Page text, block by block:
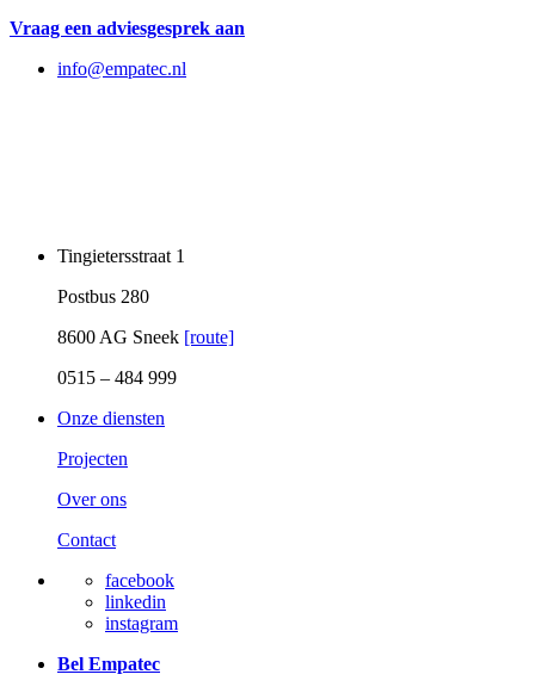
Vraag een adviesgesprek aan
info@empatec.nl
Tingietersstraat 1
Postbus 280
8600 AG Sneek [route]
0515 – 484 999
Onze diensten
Projecten
Over ons
Contact
facebook
linkedin
instagram
Bel Empatec